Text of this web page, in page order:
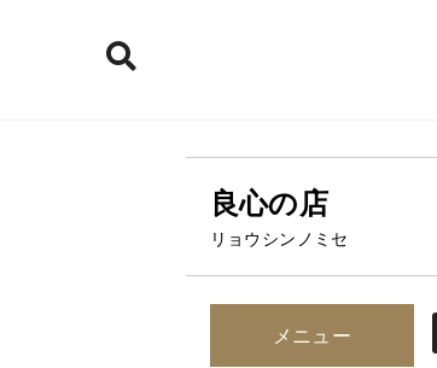
良心の店
リョウシンノミセ
メニュー